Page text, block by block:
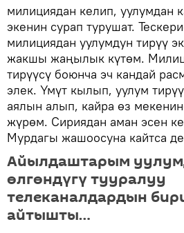
милициядан келип, уулумдан
экенин сурап турушат.
милициядан уулумдун тирүү
жакшы жаңылык күтөм.
тирүүсү боюнча эч кандай
элек. Үмүт кылып, уулум
аялын алып, кайра өз
жүрөм. Сириядан аман эсен
Мурдагы жашоосуна кайтса
Айылдаштарым
өлгөндүгү тууралуу
телеканалдардын
айтышты…